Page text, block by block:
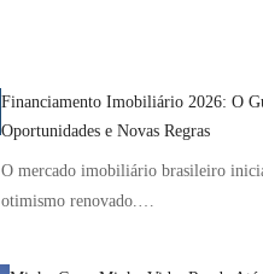
Financiamento Imobiliário 2026: O
Oportunidades e Novas Regras
O mercado imobiliário brasileiro
otimismo renovado.…